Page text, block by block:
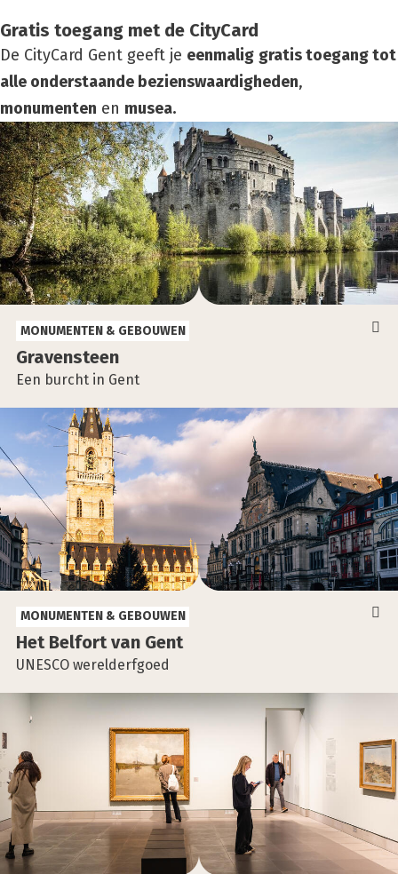
Gratis toegang met de CityCard
De CityCard Gent geeft je eenmalig gratis toegang tot
alle onderstaande bezienswaardigheden,
monumenten en musea.
Gra­ven­steen
Een burcht in Gent
MONUMENTEN & GEBOUWEN
Het Bel­fort van Gent
UNESCO werelderfgoed
MONUMENTEN & GEBOUWEN